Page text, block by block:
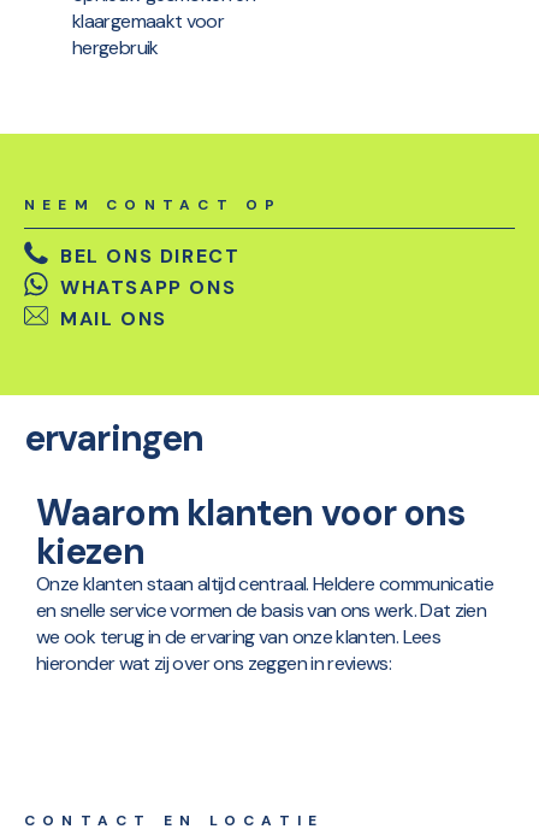
klaargemaakt voor
hergebruik
NEEM CONTACT OP
BEL ONS DIRECT
WHATSAPP ONS
MAIL ONS
ervaringen
Waarom klanten voor ons
kiezen
Onze klanten staan altijd centraal. Heldere communicatie
en snelle service vormen de basis van ons werk. Dat zien
we ook terug in de ervaring van onze klanten. Lees
hieronder wat zij over ons zeggen in reviews:
CONTACT EN LOCATIE